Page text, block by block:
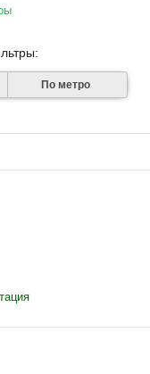
По метро